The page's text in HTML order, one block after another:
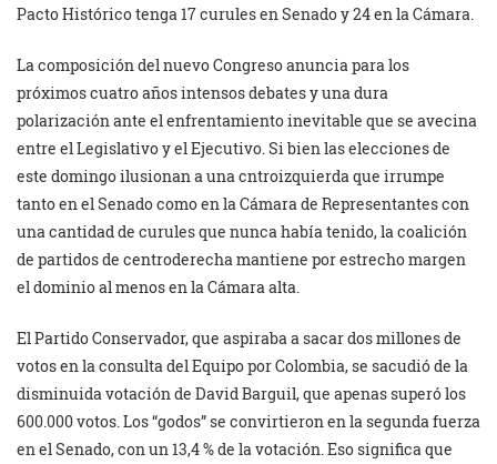
Pacto Histórico tenga 17 curules en Senado y 24 en la Cámara.
La composición del nuevo Congreso anuncia para los
próximos cuatro años intensos debates y una dura
polarización ante el enfrentamiento inevitable que se avecina
entre el Legislativo y el Ejecutivo. Si bien las elecciones de
este domingo ilusionan a una cntroizquierda que irrumpe
tanto en el Senado como en la Cámara de Representantes con
una cantidad de curules que nunca había tenido, la coalición
de partidos de centroderecha mantiene por estrecho margen
el dominio al menos en la Cámara alta.
El Partido Conservador, que aspiraba a sacar dos millones de
votos en la consulta del Equipo por Colombia, se sacudió de la
disminuida votación de David Barguil, que apenas superó los
600.000 votos. Los “godos” se convirtieron en la segunda fuerza
en el Senado, con un 13,4 % de la votación. Eso significa que